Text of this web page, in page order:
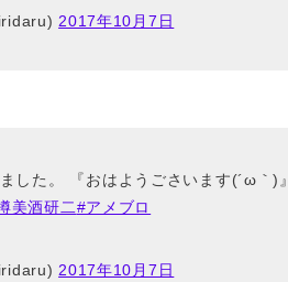
2017年10月7日
した。 『おはようごさいます(´ω｀)』
美酒研二#アメブロ
2017年10月7日